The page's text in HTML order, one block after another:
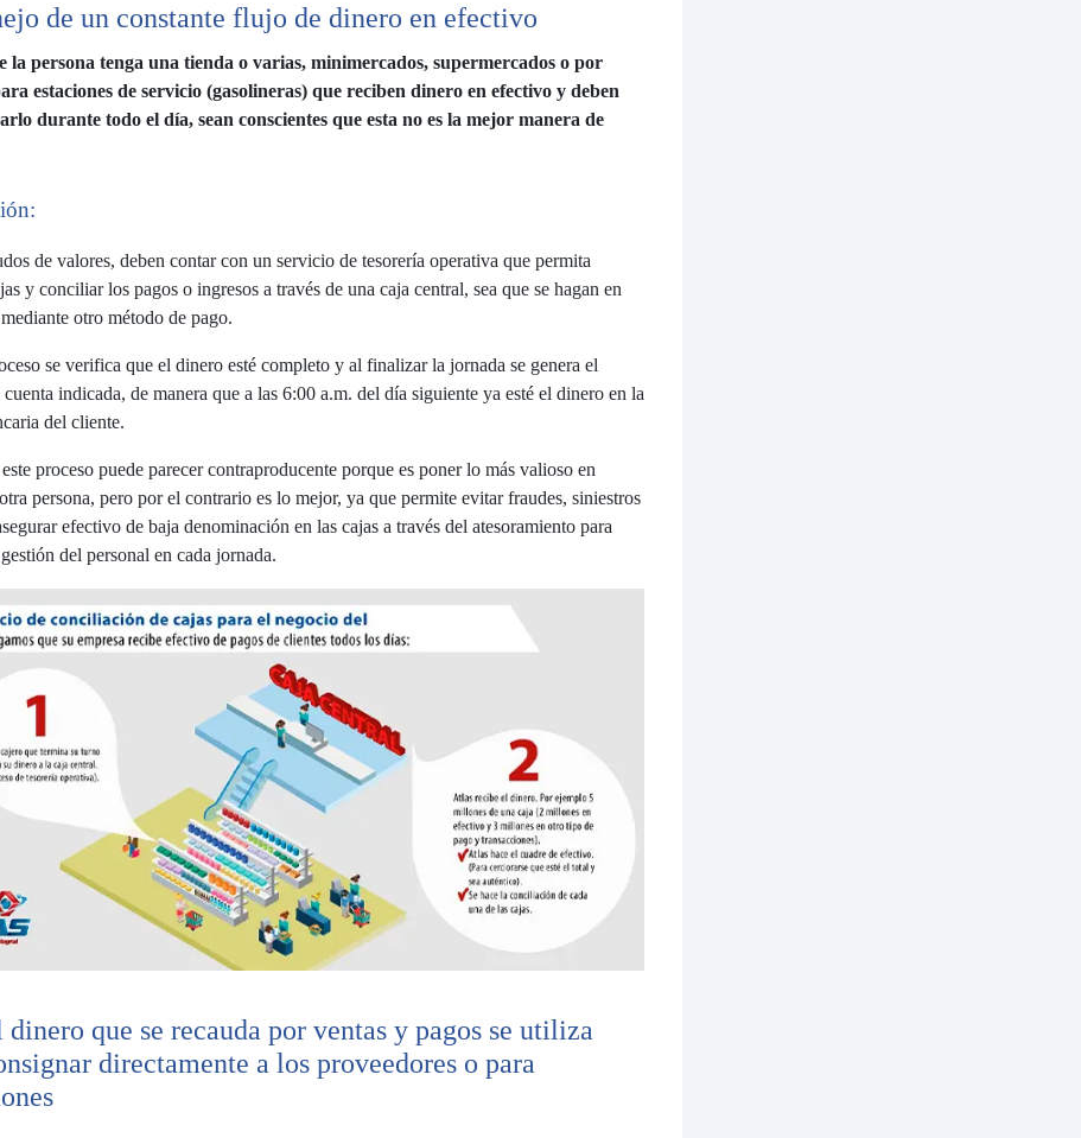
de un constante flujo de dinero en efectivo
la persona tenga una tienda o varias, minimercados, supermercados o por
estaciones de servicio (gasolineras) que reciben dinero en efectivo y deben
durante todo el día, sean conscientes que esta no es la mejor manera de
de valores, deben contar con un servicio de tesorería operativa que permita
y conciliar los pagos o ingresos a través de una caja central, sea que se hagan en
otro método de pago.
se verifica que el dinero esté completo y al finalizar la jornada se genera el
indicada, de manera que a las 6:00 a.m. del día siguiente ya esté el dinero en la
del cliente.
proceso puede parecer contraproducente porque es poner lo más valioso en
persona, pero por el contrario es lo mejor, ya que permite evitar fraudes, siniestros
efectivo de baja denominación en las cajas a través del atesoramiento para
del personal en cada jornada.
dinero que se recauda por ventas y pagos se utiliza
directamente a los proveedores o para